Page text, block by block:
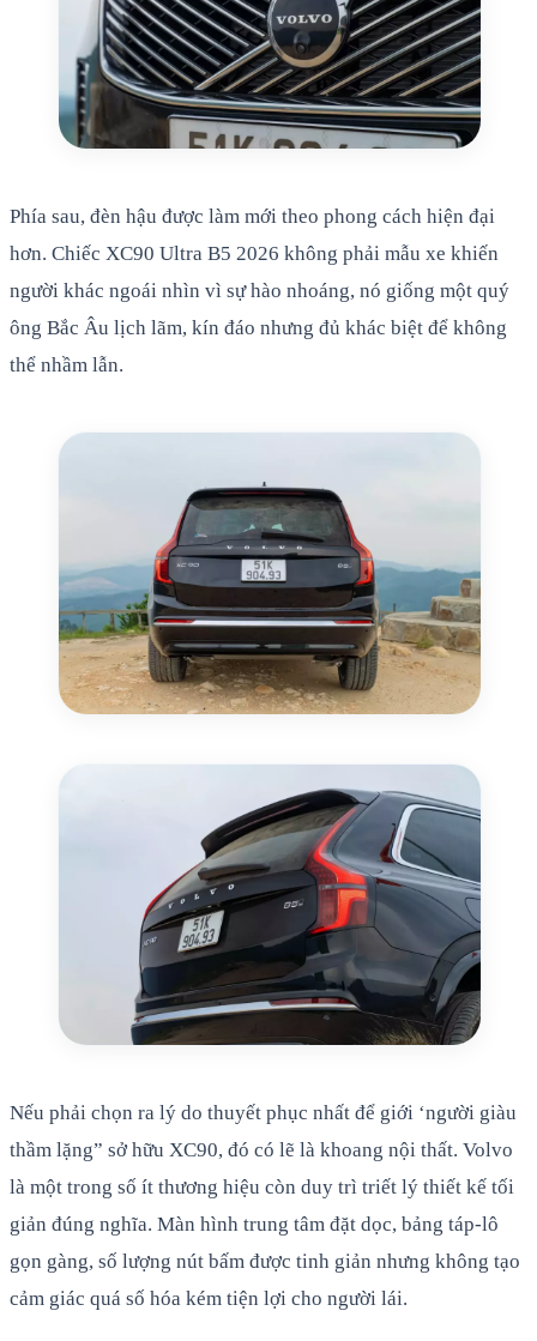
Phía sau, đèn hậu được làm mới theo phong cách hiện đại
hơn. Chiếc XC90 Ultra B5 2026 không phải mẫu xe khiến
người khác ngoái nhìn vì sự hào nhoáng, nó giống một quý
ông Bắc Âu lịch lãm, kín đáo nhưng đủ khác biệt để không
thể nhầm lẫn.
Nếu phải chọn ra lý do thuyết phục nhất để giới ‘người giàu
thầm lặng” sở hữu XC90, đó có lẽ là khoang nội thất. Volvo
là một trong số ít thương hiệu còn duy trì triết lý thiết kế tối
giản đúng nghĩa. Màn hình trung tâm đặt dọc, bảng táp-lô
gọn gàng, số lượng nút bấm được tinh giản nhưng không tạo
cảm giác quá số hóa kém tiện lợi cho người lái.